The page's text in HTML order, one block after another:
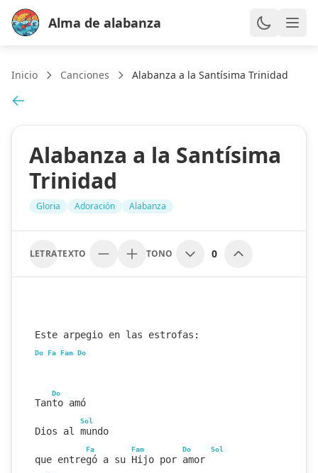
Alma de alabanza
Inicio Canciones Alabanza a la Santísima Trinidad
Alabanza a la Santísima
Trinidad
Gloria Adoración Alabanza
LETRATEXTO TONO 0
Este arpegio en las estrofas:
Do Fa Fam Do
Do
Tanto amó
Sol
Dios al mundo
Fa Fam Do Sol
que entregó a su Hijo por amor